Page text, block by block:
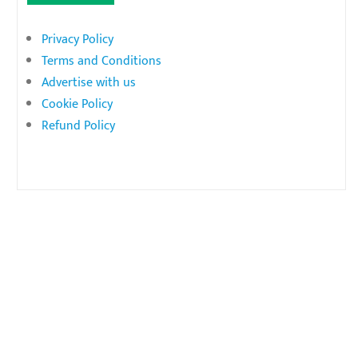
Privacy Policy
Terms and Conditions
Advertise with us
Cookie Policy
Refund Policy